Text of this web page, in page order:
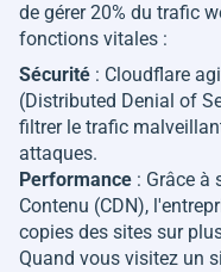
de gérer 20% du trafic
fonctions vitales :
Sécurité : Cloudflare
(Distributed Denial of
filtrer le trafic
attaques.
Performance : Grâce à
Contenu (CDN),
copies des sites sur
Quand vous visitez un